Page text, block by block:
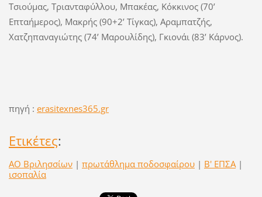
Τσιούμας, Τριανταφύλλου, Μπακέας, Κόκκινος (70’
Επταήμερος), Μακρής (90+2’ Τίγκας), Αραμπατζής,
Χατζηπαναγιώτης (74’ Μαρουλίδης), Γκιονάι (83’ Κάρνος).
πηγή : erasitexnes365.gr
Ετικέτες:
ΑΟ Βριλησσίων | πρωτάθλημα ποδοσφαίρου | Β' ΕΠΣΑ |
ισοπαλία